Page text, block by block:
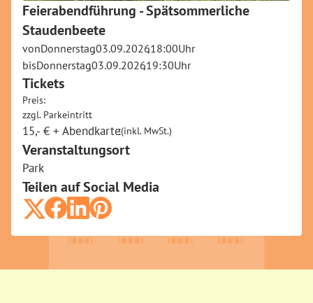
Feierabendführung - Spätsommerliche
Staudenbeete
vonDonnerstag,03.09.2026,18:00Uhr
bisDonnerstag,03.09.2026,19:30Uhr
Tickets
Preis:
zzgl. Parkeintritt
.
15,- € + Abendkarte:(inkl. MwSt.)
Veranstaltungsort
Park
Teilen auf Social Media